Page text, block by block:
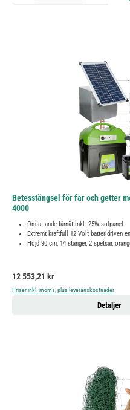
Betesstängsel för får och getter
4000
Omfattande fårnät inkl. 25W solpanel
Extremt kraftfull 12 Volt batteridriven
Höjd 90 cm, 14 stänger, 2 spetsar,
Ordinarie pris:
12 553,21 kr
Priser inkl. moms, plus leveranskostnader
Detaljer